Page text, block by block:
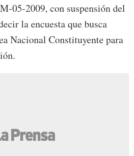
05-2009, con suspensión del
la encuesta que busca
Nacional Constituyente para